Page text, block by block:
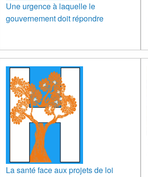
Une urgence à laquelle le
gouvernement doit répondre
La santé face aux projets de loi